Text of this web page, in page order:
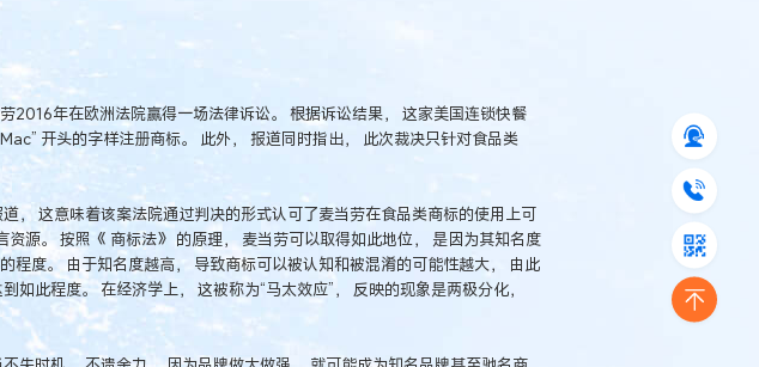
2016年在欧洲法院赢得一场法律诉讼。 根据诉讼结果， 这家美国连锁快餐
开头的字样注册商标。 此外， 报道同时指出， 此次裁决只针对食品类
， 这意味着该案法院通过判决的形式认可了麦当劳在食品类商标的使用上可
资源。 按照《 商标法》 的原理， 麦当劳可以取得如此地位， 是因为其知名度
程度。 由于知名度越高， 导致商标可以被认知和被混淆的可能性越大， 由此
如此程度。 在经济学上， 这被称为“马太效应”， 反映的现象是两极分化，